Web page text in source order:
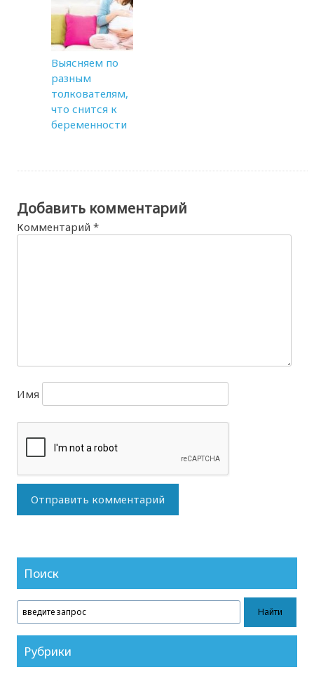
Выясняем по
разным
толкователям,
что снится к
беременности
Добавить комментарий
Комментарий*
Имя
Поиск
Рубрики